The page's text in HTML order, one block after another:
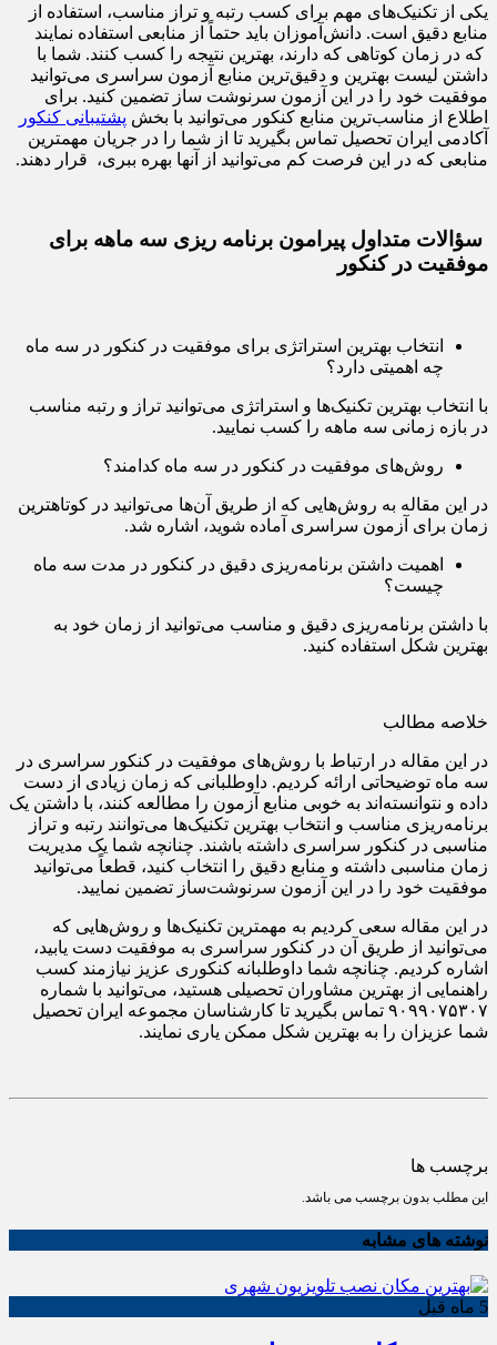
یکی از تکنیک‌های مهم برای کسب رتبه و تراز مناسب، استفاده از
منابع دقیق است. دانش‌آموزان باید حتماً از منابعی استفاده نمایند
که در زمان کوتاهی که دارند، بهترین نتیجه را کسب کنند. شما با
داشتن لیست بهترین و دقیق‌ترین منابع آزمون سراسری می‌توانید
موفقیت خود را در این آزمون سرنوشت ساز تضمین کنید. برای
اطلاع از مناسب‌ترین منابع کنکور می‌توانید با بخش پشتیبانی کنکور
آکادمی ایران تحصیل تماس بگیرید تا از شما را در جریان مهمترین
منابعی که در این فرصت کم می‌توانید از آنها بهره ببری، قرار دهند.
سؤالات متداول پیرامون برنامه ریزی سه ماهه برای
موفقیت در کنکور
انتخاب بهترین استراتژی برای موفقیت در کنکور در سه ماه
چه اهمیتی دارد؟
با انتخاب بهترین تکنیک‌ها و استراتژی می‌توانید تراز و رتبه مناسب
در بازه زمانی سه ماهه را کسب نمایید.
روش‌های موفقیت در کنکور در سه ماه کدامند؟
در این مقاله به روش‌هایی که از طریق آن‌ها می‌توانید در کوتاهترین
زمان برای آزمون سراسری آماده شوید، اشاره شد.
اهمیت داشتن برنامه‌ریزی دقیق در کنکور در مدت سه ماه
چیست؟
با داشتن برنامه‌ریزی دقیق و مناسب می‌توانید از زمان خود به
بهترین شکل استفاده کنید.
خلاصه مطالب
در این مقاله در ارتباط با روش‌های موفقیت در کنکور سراسری در
سه ماه توضیحاتی ارائه کردیم. داوطلبانی که زمان زیادی از دست
داده و نتوانسته‌اند به خوبی منابع آزمون را مطالعه کنند، با داشتن یک
برنامه‌ریزی مناسب و انتخاب بهترین تکنیک‌ها می‌توانند رتبه و تراز
مناسبی در کنکور سراسری داشته باشند. چنانچه شما یک مدیریت
زمان مناسبی داشته و منابع دقیق را انتخاب کنید، قطعاً می‌توانید
موفقیت خود را در این آزمون سرنوشت‌ساز تضمین نمایید.
در این مقاله سعی کردیم به مهمترین تکنیک‌ها و روش‌هایی که
می‌توانید از طریق آن در کنکور سراسری به موفقیت دست یابید،
اشاره کردیم. چنانچه شما داوطلبانه کنکوری عزیز نیازمند کسب
راهنمایی از بهترین مشاوران تحصیلی هستید، می‌توانید با شماره
۹۰۹۹۰۷۵۳۰۷ تماس بگیرید تا کارشناسان مجموعه ایران تحصیل
شما عزیزان را به بهترین شکل ممکن یاری نمایند.
برچسب ها
این مطلب بدون برچسب می باشد.
نوشته های مشابه
5 ماه قبل